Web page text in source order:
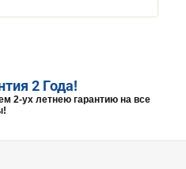
2 Года!
2-ух летнею гарантию на все